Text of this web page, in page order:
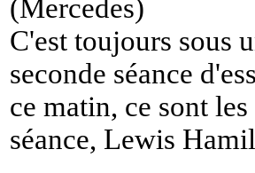
C'est toujours sous
seconde séance
ce matin, ce sont
séance, Lewis